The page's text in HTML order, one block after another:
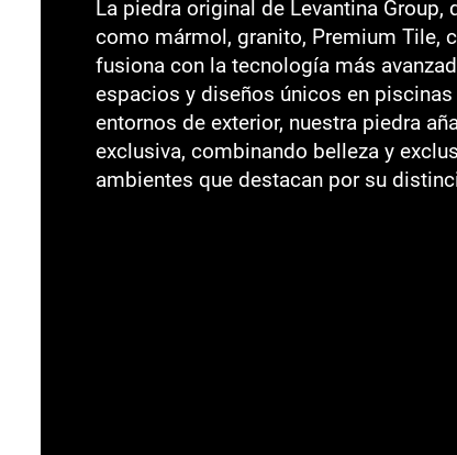
La piedra original de Levantina Group,
como mármol, granito, Premium Tile,
fusiona con la tecnología más
espacios y diseños únicos en
entornos de exterior, nuestra piedra
exclusiva, combinando belleza y
ambientes que destacan por su